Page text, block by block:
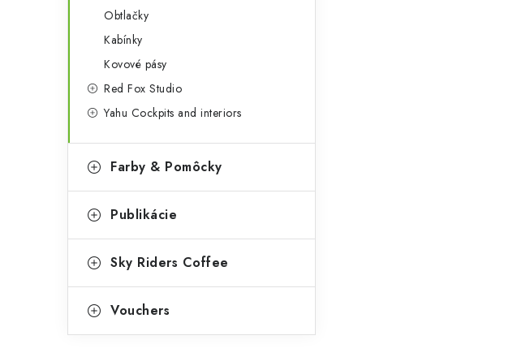
Obtlačky
Kabínky
Kovové pásy
Red Fox Studio
Yahu Cockpits and interiors
Farby & Pomôcky
Publikácie
Sky Riders Coffee
Vouchers